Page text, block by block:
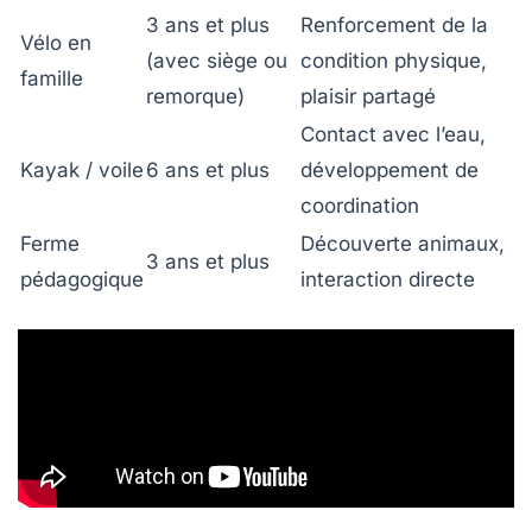
Vélo en
famille
3 ans et plus
(avec siège ou
remorque)
Renforcement de la
condition physique,
plaisir partagé
Kayak / voile 6 ans et plus
Contact avec l’eau,
développement de
coordination
Ferme
pédagogique
3 ans et plus
Découverte animaux,
interaction directe